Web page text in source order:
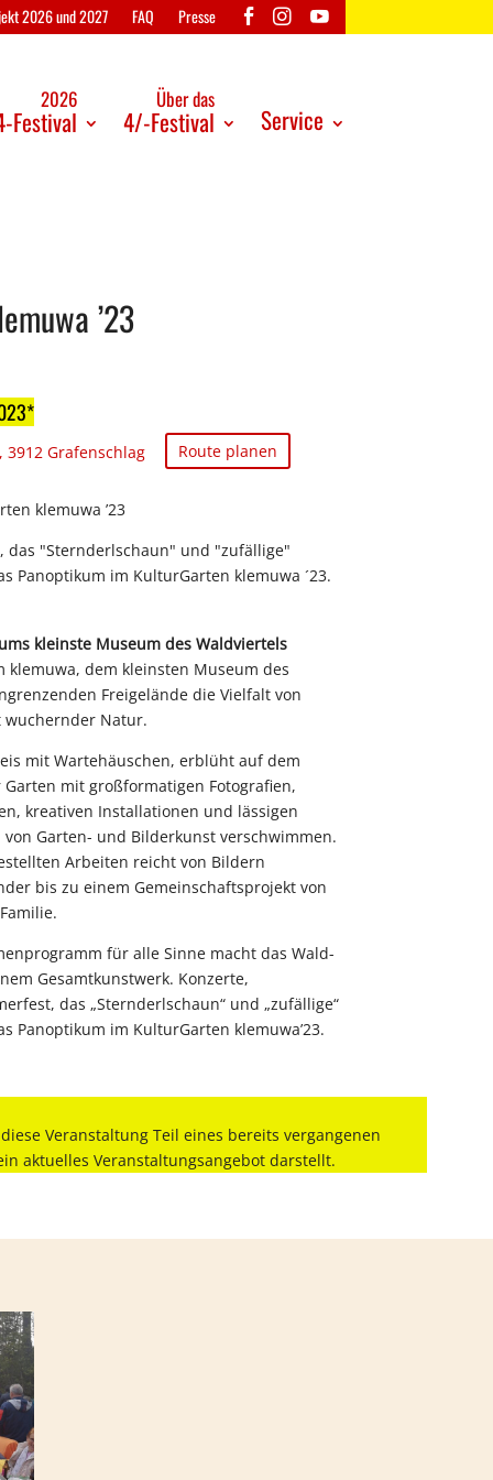
2026 und 2027 FAQ Presse
2026
Festival
Über das
4/-Festival Service
’23
3912 Grafenschlag Route planen
klemuwa ’23
das "Sternderlschaun" und "zufällige"
Panoptikum im KulturGarten klemuwa ´23.
kleinste Museum des Waldviertels
klemuwa, dem kleinsten Museum des
Freigelände die Vielfalt von
Natur.
mit Wartehäuschen, erblüht auf dem
mit großformatigen Fotografien,
kreativen Installationen und lässigen
Garten- und Bilderkunst verschwimmen.
Arbeiten reicht von Bildern
bis zu einem Gemeinschaftsprojekt von
für alle Sinne macht das Wald-
Gesamtkunstwerk. Konzerte,
das „Sternderlschaun“ und „zufällige“
Panoptikum im KulturGarten klemuwa’23.
Veranstaltung Teil eines bereits vergangenen
aktuelles Veranstaltungsangebot darstellt.